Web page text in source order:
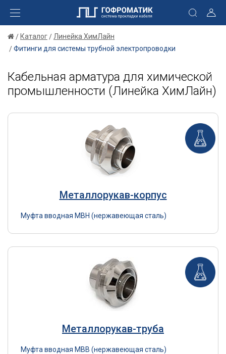
Каталог
Линейка ХимЛайн
Фитинги для системы трубной электропроводки
Кабельная арматура для химической
промышленности (Линейка ХимЛайн)
Металлорукав-корпус
Муфта вводная МВН (нержавеющая сталь)
Металлорукав-труба
Муфта вводная МВВ (нержавеющая сталь)